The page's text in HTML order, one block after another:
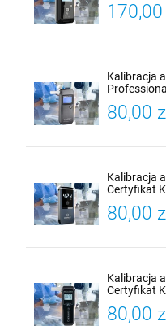
170,00
Kalibracja
80,00
Kalibracja
Certyfikat
80,00
Kalibracja
Certyfikat
80,00